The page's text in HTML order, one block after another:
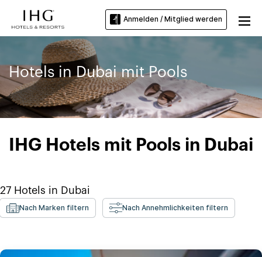
Anmelden / Mitglied werden
Hotels in Dubai mit Pools
IHG Hotels mit Pools in Dubai
27 Hotels in Dubai
Nach Marken filtern Nach Annehmlichkeiten filtern